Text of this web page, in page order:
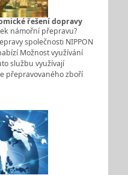
řešení dopravy
námořní přepravu?
společnosti NIPPON
Možnost využívání
službu využívají
přepravovaného zboří